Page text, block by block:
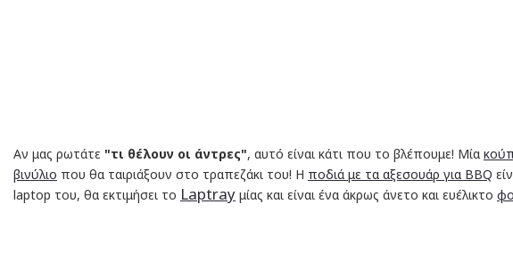
Αν μας ρωτάτε "τι θέλουν οι άντρες", αυτό είναι κάτι που το βλέπουμε! Μία
βινύλιο που θα ταιριάξουν στο τραπεζάκι του! Η ποδιά με τα αξεσουάρ για BBQ
laptop του, θα εκτιμήσει το Laptray μίας και είναι ένα άκρως άνετο και ευέλικτο